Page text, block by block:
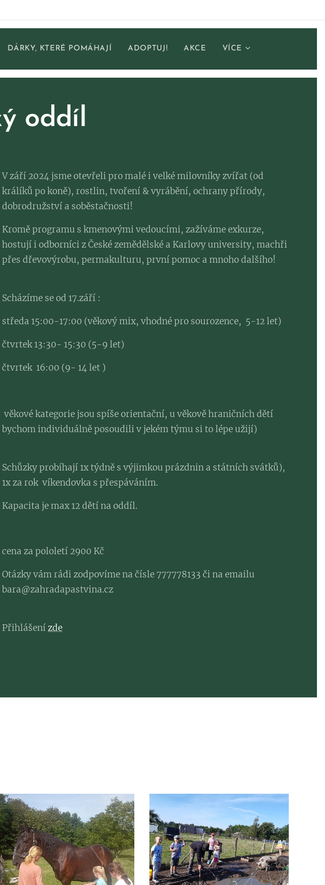
DÁRKY, KTERÉ POMÁHAJÍ ADOPTUJ! AKCE VÍCE
oddíl
V září 2024 jsme otevřeli pro malé i velké milovníky zvířat (od
králíků po koně), rostlin, tvoření & vyrábění, ochrany přírody,
dobrodružství a soběstačnosti!
Kromě programu s kmenovými vedoucími, zažíváme exkurze,
hostují i odborníci z České zemědělské a Karlovy university, machři
přes dřevovýrobu, permakulturu, první pomoc a mnoho dalšího!
Scházíme se od 17.září :
středa 15:00-17:00 (věkový mix, vhodné pro sourozence, 5-12 let)
čtvrtek 13:30- 15:30 (5-9 let)
čtvrtek 16:00 (9- 14 let )
věkové kategorie jsou spíše orientační, u věkově hraničních dětí
bychom individuálně posoudili v jekém týmu si to lépe užijí)
Schůzky probíhají 1x týdně s výjimkou prázdnin a státních svátků),
1x za rok víkendovka s přespáváním.
Kapacita je max 12 dětí na oddíl.
cena za pololetí 2900 Kč
Otázky vám rádi zodpovíme na čísle 777778133 či na emailu
bara@zahradapastvina.cz
Přihlášení zde